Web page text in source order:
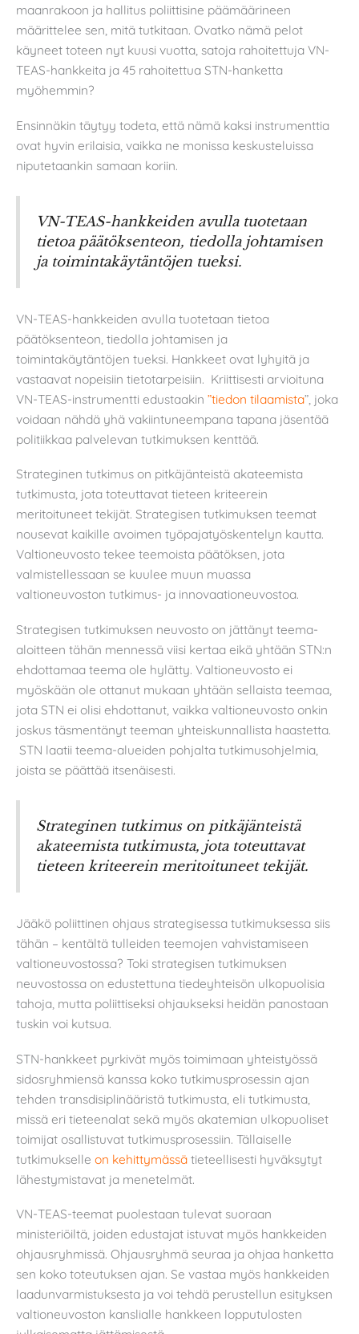
maanrakoon ja hallitus poliittisine päämäärineen
määrittelee sen, mitä tutkitaan. Ovatko nämä pelot
käyneet toteen nyt kuusi vuotta, satoja rahoitettuja VN-
TEAS-hankkeita ja 45 rahoitettua STN-hanketta
myöhemmin?
Ensinnäkin täytyy todeta, että nämä kaksi instrumenttia
ovat hyvin erilaisia, vaikka ne monissa keskusteluissa
niputetaankin samaan koriin.
VN-TEAS-hankkeiden avulla tuotetaan
tietoa päätöksenteon, tiedolla johtamisen
ja toimintakäytäntöjen tueksi.
VN-TEAS-hankkeiden avulla tuotetaan tietoa
päätöksenteon, tiedolla johtamisen ja
toimintakäytäntöjen tueksi. Hankkeet ovat lyhyitä ja
vastaavat nopeisiin tietotarpeisiin. Kriittisesti arvioituna
VN-TEAS-instrumentti edustaakin ”tiedon tilaamista”, joka
voidaan nähdä yhä vakiintuneempana tapana jäsentää
politiikkaa palvelevan tutkimuksen kenttää.
Strateginen tutkimus on pitkäjänteistä akateemista
tutkimusta, jota toteuttavat tieteen kriteerein
meritoituneet tekijät. Strategisen tutkimuksen teemat
nousevat kaikille avoimen työpajatyöskentelyn kautta.
Valtioneuvosto tekee teemoista päätöksen, jota
valmistellessaan se kuulee muun muassa
valtioneuvoston tutkimus- ja innovaationeuvostoa.
Strategisen tutkimuksen neuvosto on jättänyt teema-
aloitteen tähän mennessä viisi kertaa eikä yhtään STN:n
ehdottamaa teema ole hylätty. Valtioneuvosto ei
myöskään ole ottanut mukaan yhtään sellaista teemaa,
jota STN ei olisi ehdottanut, vaikka valtioneuvosto onkin
joskus täsmentänyt teeman yhteiskunnallista haastetta.
STN laatii teema-alueiden pohjalta tutkimusohjelmia,
joista se päättää itsenäisesti.
Strateginen tutkimus on pitkäjänteistä
akateemista tutkimusta, jota toteuttavat
tieteen kriteerein meritoituneet tekijät.
Jääkö poliittinen ohjaus strategisessa tutkimuksessa siis
tähän – kentältä tulleiden teemojen vahvistamiseen
valtioneuvostossa? Toki strategisen tutkimuksen
neuvostossa on edustettuna tiedeyhteisön ulkopuolisia
tahoja, mutta poliittiseksi ohjaukseksi heidän panostaan
tuskin voi kutsua.
STN-hankkeet pyrkivät myös toimimaan yhteistyössä
sidosryhmiensä kanssa koko tutkimusprosessin ajan
tehden transdisiplinääristä tutkimusta, eli tutkimusta,
missä eri tieteenalat sekä myös akatemian ulkopuoliset
toimijat osallistuvat tutkimusprosessiin. Tällaiselle
tutkimukselle on kehittymässä tieteellisesti hyväksytyt
lähestymistavat ja menetelmät.
VN-TEAS-teemat puolestaan tulevat suoraan
ministeriöiltä, joiden edustajat istuvat myös hankkeiden
ohjausryhmissä. Ohjausryhmä seuraa ja ohjaa hanketta
sen koko toteutuksen ajan. Se vastaa myös hankkeiden
laadunvarmistuksesta ja voi tehdä perustellun esityksen
valtioneuvoston kanslialle hankkeen lopputulosten